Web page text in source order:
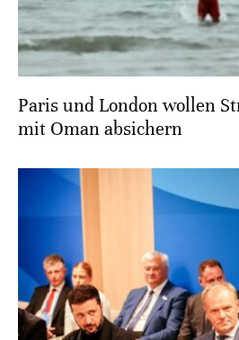
Paris und London wollen
mit Oman absichern